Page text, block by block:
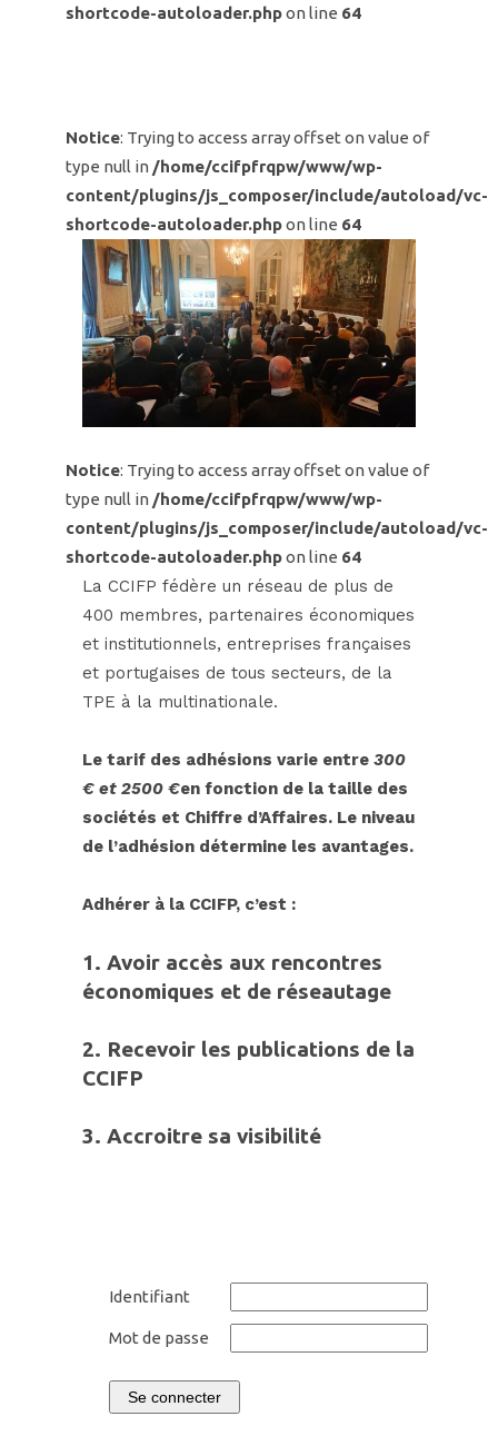
shortcode-autoloader.phpon line 64
Notice: Trying to access array offset on value of
type null in /home/ccifpfrqpw/www/wp-
content/plugins/js_composer/include/autoload/vc-
shortcode-autoloader.phpon line 64
Notice: Trying to access array offset on value of
type null in /home/ccifpfrqpw/www/wp-
content/plugins/js_composer/include/autoload/vc-
shortcode-autoloader.phpon line 64
La CCIFP fédère un réseau de plus de
400 membres, partenaires économiques
et institutionnels, entreprises françaises
et portugaises de tous secteurs, de la
TPE à la multinationale.
Le tarif des adhésions varie entre 300
€ et 2500 €en fonction de la taille des
sociétés et Chiffre d’Affaires. Le niveau
de l’adhésion détermine les avantages.
Adhérer à la CCIFP, c’est :
1. Avoir accès aux rencontres
économiques et de réseautage
2. Recevoir les publications de la
CCIFP
3. Accroitre sa visibilité
Identifiant
Mot de passe
Se connecter